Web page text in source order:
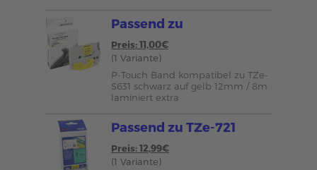
Passend zu
Preis: 11,00€
(1 Variante)
P-Touch Band kompatibel zu TZe-
S631 schwarz auf gelb 12mm / 8m
laminiert extra
Passend zu TZe-721
Preis: 12,99€
(1 Variante)